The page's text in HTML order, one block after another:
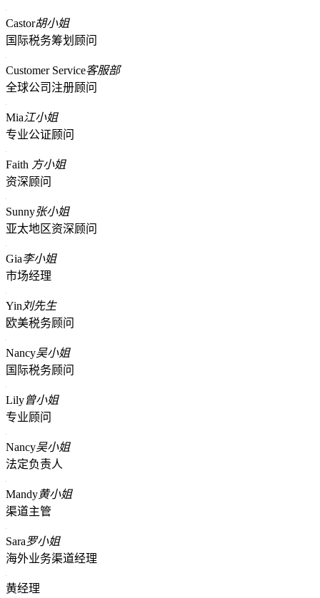
Castor胡小姐
国际税务筹划顾问
Customer Service客服部
全球公司注册顾问
Mia江小姐
专业公证顾问
Faith 方小姐
资深顾问
Sunny张小姐
亚太地区资深顾问
Gia李小姐
市场经理
Yin 刘先生
欧美税务顾问
Nancy吴小姐
国际税务顾问
Lily曾小姐
专业顾问
Nancy吴小姐
法定负责人
Mandy黄小姐
渠道主管
Sara罗小姐
海外业务渠道经理
黄经理